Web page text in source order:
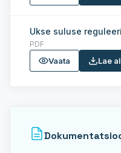
Ukse suluse
PDF
Vaata Lae